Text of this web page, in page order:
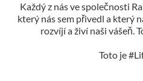
Každý z nás ve společnosti
který nás sem přivedl a který
rozvíjí a živí naši vášeň.
Toto je